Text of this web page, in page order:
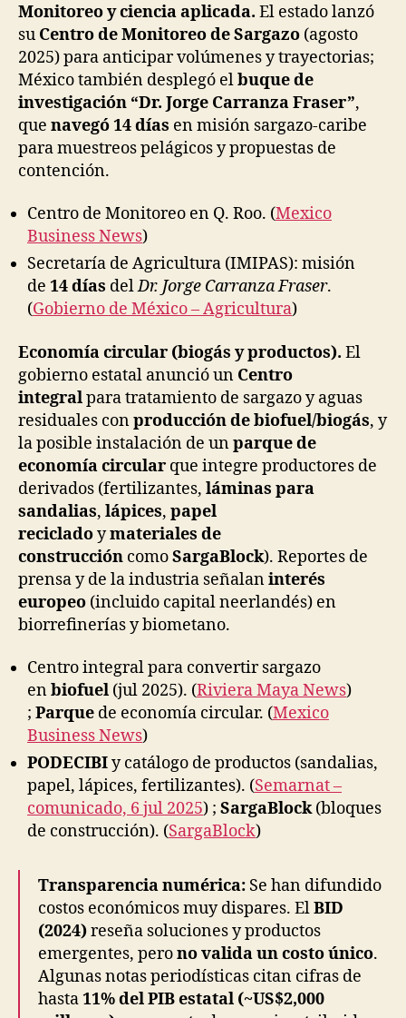
Monitoreo y ciencia aplicada. El estado lanzó
su Centro de Monitoreo de Sargazo (agosto
2025) para anticipar volúmenes y trayectorias;
México también desplegó elbuque de
investigación “Dr. Jorge Carranza Fraser”,
que navegó 14 días en misión sargazo-caribe
para muestreos pelágicos y propuestas de
contención.
Centro de Monitoreo en Q. Roo. (Mexico
Business News)
Secretaría de Agricultura (IMIPAS): misión
de 14 días delDr. Jorge Carranza Fraser.
(Gobierno de México – Agricultura)
Economía circular (biogás y productos). El
gobierno estatal anunció un Centro
integralpara tratamiento de sargazo y aguas
residuales conproducción de biofuel/biogás, y
la posible instalación de unparque de
economía circular que integre productores de
derivados (fertilizantes, láminas para
sandalias, lápices, papel
recicladoymateriales de
construcción comoSargaBlock). Reportes de
prensa y de la industria señalaninterés
europeo (incluido capital neerlandés) en
biorrefinerías y biometano.
Centro integral para convertir sargazo
enbiofuel (jul 2025). (Riviera Maya News)
; Parque de economía circular. (Mexico
Business News)
PODECIBIy catálogo de productos (sandalias,
papel, lápices, fertilizantes). (Semarnat –
comunicado, 6 jul 2025) ; SargaBlock(bloques
de construcción). (SargaBlock)
Transparencia numérica: Se han difundido
costos económicos muy dispares. ElBID
(2024)reseña soluciones y productos
emergentes, perono valida un costo único.
Algunas notas periodísticas citan cifras de
hasta11% del PIB estatal (~US$2,000